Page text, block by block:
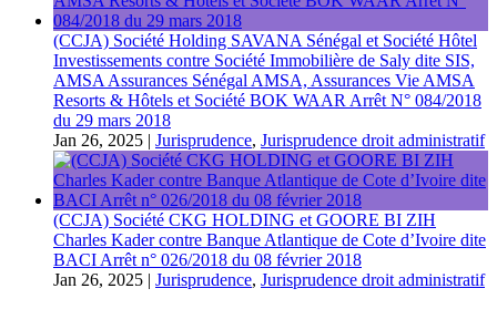
(CCJA) Société Holding SAVANA Sénégal et Société Hôtel
Investissements contre Société Immobilière de Saly dite SIS,
AMSA Assurances Sénégal AMSA, Assurances Vie AMSA
Resorts & Hôtels et Société BOK WAAR Arrêt N° 084/2018
du 29 mars 2018
Jan 26, 2025 | Jurisprudence, Jurisprudence droit administratif
(CCJA) Société CKG HOLDING et GOORE BI ZIH
Charles Kader contre Banque Atlantique de Cote d’Ivoire dite
BACI Arrêt n° 026/2018 du 08 février 2018
Jan 26, 2025 | Jurisprudence, Jurisprudence droit administratif